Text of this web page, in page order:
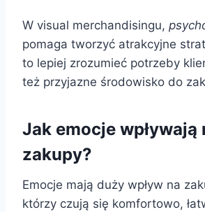
W visual merchandisingu,
pomaga tworzyć atrakcyjne
to lepiej zrozumieć potrzeby
też przyjazne środowisko do
Jak emocje wpływają
zakupy?
Emocje mają duży wpływ na
którzy czują się komfortowo,